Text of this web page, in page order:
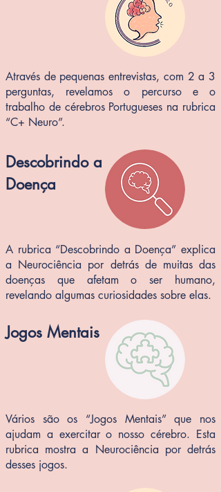
Através de pequenasentrevistas, com 2 a 3
perguntas, revelamos o percurso e o
trabalho de cérebros Portugueses na rubrica
“C+ Neuro”.
Descobrindo a
Doença
A rubrica “Descobrindo a Doença” explica
a Neurociência por detrás de muitas das
doenças que afetam o ser humano,
revelando algumas curiosidades sobre elas.
Jogos Mentais
Vários são os “Jogos Mentais” que nos
ajudam a exercitar o nosso cérebro. Esta
rubrica mostra a Neurociência por detrás
desses jogos.